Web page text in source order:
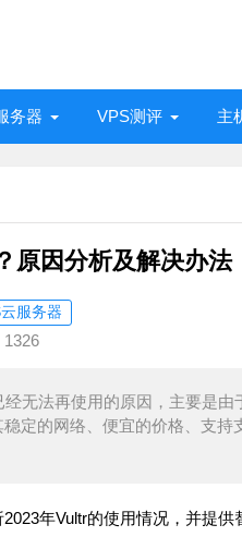
务器 VPS测评 主
原因分析及解决办法
服务器
1326
无法再使用的原因，主要是
定的网络、便宜的价格、支
年Vultr的使用情况，并提供